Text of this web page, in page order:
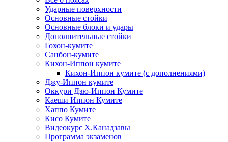
Ударные поверхности
Основные стойки
Основные блоки и удары
Дополнительные стойки
Гохон-кумите
Санбон-кумите
Кихон-Иппон кумите
Кихон-Иппон кумите (с дополнениями)
Джу-Иппон кумите
Оккури Дзю-Иппон Кумите
Каеши Иппон Кумите
Хаппо Кумите
Кисо Кумите
Видеокурс Х.Канадзавы
Программа экзаменов